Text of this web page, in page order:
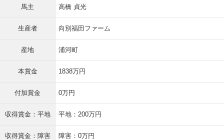
馬主 高橋 貞光
生産者 向別福田ファーム
産地 浦河町
本賞金 1838万円
付加賞金 0万円
収得賞金：平地 平地：200万円
収得賞金：障害 障害：0万円